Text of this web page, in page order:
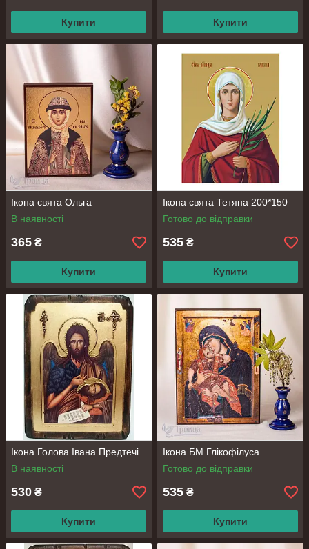
Купити Купити
Ікона свята Ольга
В наявності
365 ₴
Купити
Ікона свята Тетяна 200*150
Готово до відправки
535 ₴
Купити
Ікона Голова Івана Предтечі
В наявності
530 ₴
Купити
Ікона БМ Глікофілуса
Готово до відправки
535 ₴
Купити